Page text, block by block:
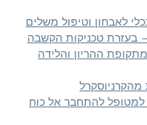
וטיפול משלים
הקשבה
והלידה
אל כוח